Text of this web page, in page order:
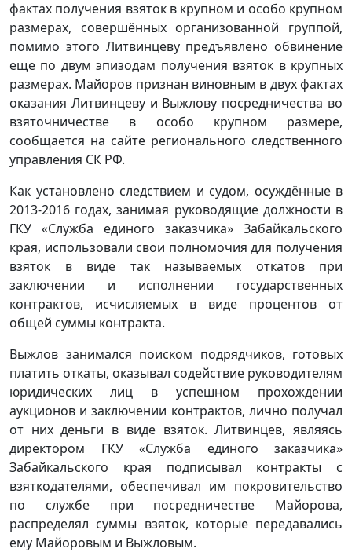
фактах получения взяток в крупном и особо крупном
размерах, совершённых организованной группой,
помимо этого Литвинцеву предъявлено обвинение
еще по двум эпизодам получения взяток в крупных
размерах. Майоров признан виновным в двух фактах
оказания Литвинцеву и Выжлову посредничества во
взяточничестве в особо крупном размере,
сообщается на сайте регионального следственного
управления СК РФ.
Как установлено следствием и судом, осуждённые в
2013-2016 годах, занимая руководящие должности в
ГКУ «Служба единого заказчика» Забайкальского
края, использовали свои полномочия для получения
взяток в виде так называемых откатов при
заключении и исполнении государственных
контрактов, исчисляемых в виде процентов от
общей суммы контракта.
Выжлов занимался поиском подрядчиков, готовых
платить откаты, оказывал содействие руководителям
юридических лиц в успешном прохождении
аукционов и заключении контрактов, лично получал
от них деньги в виде взяток. Литвинцев, являясь
директором ГКУ «Служба единого заказчика»
Забайкальского края подписывал контракты с
взяткодателями, обеспечивал им покровительство
по службе при посредничестве Майорова,
распределял суммы взяток, которые передавались
ему Майоровым и Выжловым.